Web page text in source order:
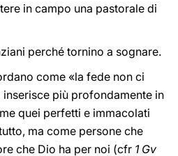
in campo una pastorale di
perché tornino a sognare.
come «la fede non ci
più profondamente in
quei perfetti e immacolati
ma come persone che
che Dio ha per noi (cfr 1 Gv